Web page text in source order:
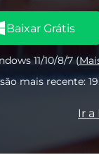
Baixar Grátis
11/10/8/7 (
mais recente:
Ir a